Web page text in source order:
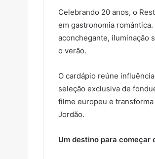
Celebrando 20 anos, o
em gastronomia
aconchegante, iluminação
o verão.
O cardápio reúne
seleção exclusiva de
filme europeu e
Jordão.
Um destino para começar